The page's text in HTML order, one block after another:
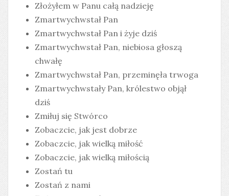
Złożyłem w Panu całą nadzieję
Zmartwychwstał Pan
Zmartwychwstał Pan i żyje dziś
Zmartwychwstał Pan, niebiosa głoszą
chwałę
Zmartwychwstał Pan, przeminęła trwoga
Zmartwychwstały Pan, królestwo objął
dziś
Zmiłuj się Stwórco
Zobaczcie, jak jest dobrze
Zobaczcie, jak wielką miłość
Zobaczcie, jak wielką miłością
Zostań tu
Zostań z nami